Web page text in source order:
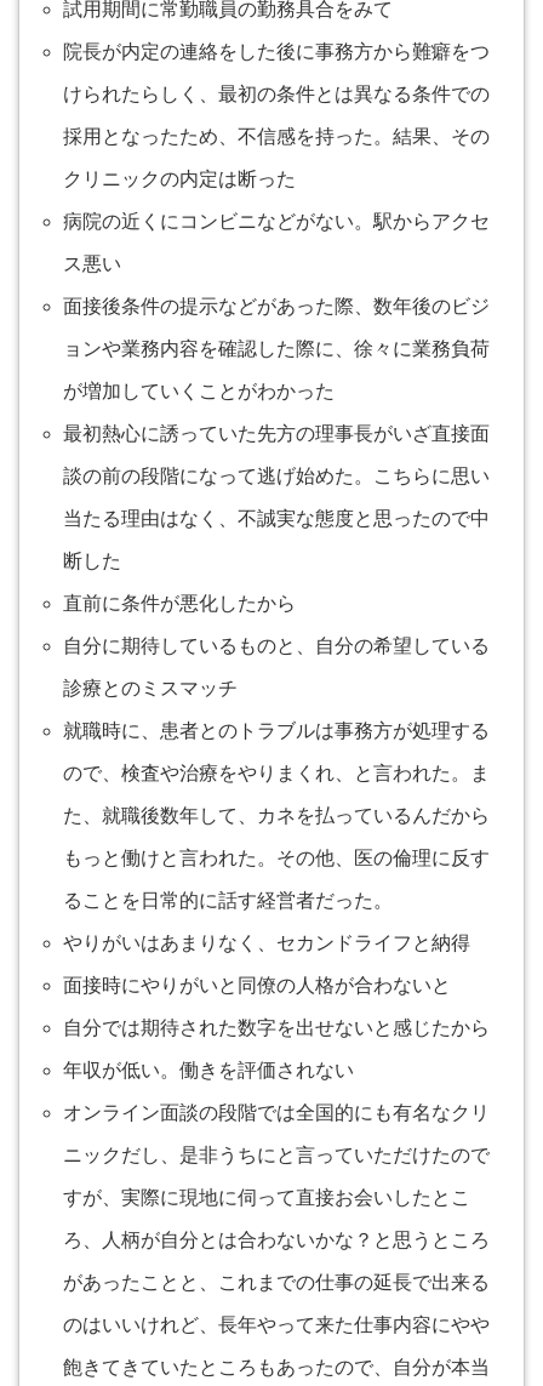
試用期間に常勤職員の勤務具合をみて
院長が内定の連絡をした後に事務方から難癖をつ
けられたらしく、最初の条件とは異なる条件での
採用となったため、不信感を持った。結果、その
クリニックの内定は断った
病院の近くにコンビニなどがない。駅からアクセ
ス悪い
面接後条件の提示などがあった際、数年後のビジ
ョンや業務内容を確認した際に、徐々に業務負荷
が増加していくことがわかった
最初熱心に誘っていた先方の理事長がいざ直接面
談の前の段階になって逃げ始めた。こちらに思い
当たる理由はなく、不誠実な態度と思ったので中
断した
直前に条件が悪化したから
自分に期待しているものと、自分の希望している
診療とのミスマッチ
就職時に、患者とのトラブルは事務方が処理する
ので、検査や治療をやりまくれ、と言われた。ま
た、就職後数年して、カネを払っているんだから
もっと働けと言われた。その他、医の倫理に反す
ることを日常的に話す経営者だった。
やりがいはあまりなく、セカンドライフと納得
面接時にやりがいと同僚の人格が合わないと
自分では期待された数字を出せないと感じたから
年収が低い。働きを評価されない
オンライン面談の段階では全国的にも有名なクリ
ニックだし、是非うちにと言っていただけたので
すが、実際に現地に伺って直接お会いしたとこ
ろ、人柄が自分とは合わないかな？と思うところ
があったことと、これまでの仕事の延長で出来る
のはいいけれど、長年やって来た仕事内容にやや
飽きてきていたところもあったので、自分が本当